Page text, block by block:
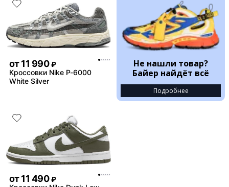
от11 990 ₽
Кроссовки Nike P-6000
White Silver
Не нашли товар?
Байер найдёт всё
Подробнее
от11 490 ₽